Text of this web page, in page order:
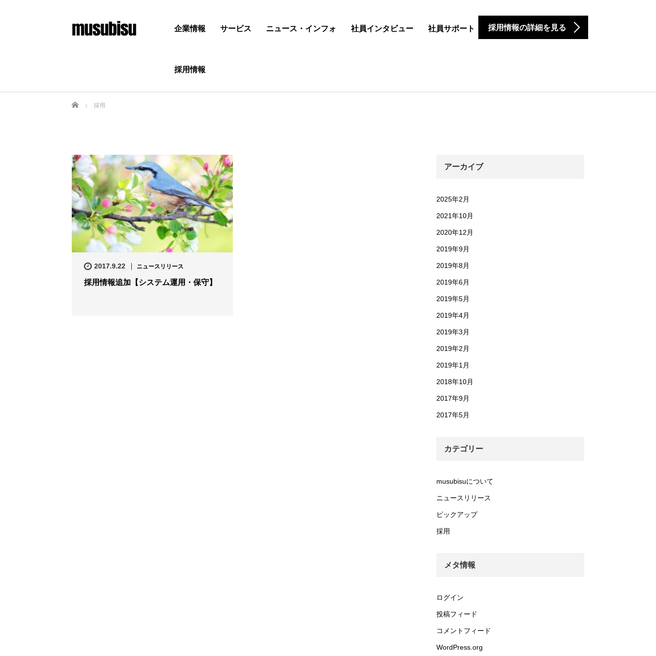
企業情報 サービス ニュース・インフォ 社員インタビュー 社員サポート
採用情報
採用情報の詳細を見る
ホーム 採用
2017.9.22 ニュースリリース
採用情報追加【システム運用・保守】
アーカイブ
2025年2月
2021年10月
2020年12月
2019年9月
2019年8月
2019年6月
2019年5月
2019年4月
2019年3月
2019年2月
2019年1月
2018年10月
2017年9月
2017年5月
カテゴリー
musubisuについて
ニュースリリース
ピックアップ
採用
メタ情報
ログイン
投稿フィード
コメントフィード
WordPress.org